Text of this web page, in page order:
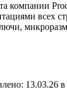
компании
13.03.26 в